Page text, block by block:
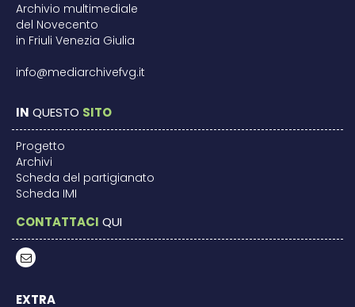
Archivio multimediale
del Novecento
in Friuli Venezia Giulia
info@mediarchivefvg.it
IN QUESTO SITO
Progetto
Archivi
Scheda del partigianato
Scheda IMI
CONTATTACI QUI
EXTRA